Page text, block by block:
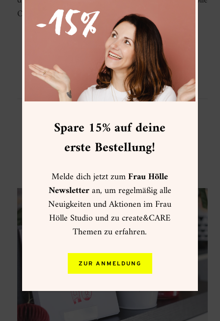
Onlineshop für Gouache…
WEITERLESEN
1
ALLGEMEIN • HAND LETTERING
Geschenkideen zu Weihnachten für
24/11/2021
Spare 15% auf deine
erste Bestellung!
Melde dich jetzt zumFrau Hölle
Newsletteran, um regelmäßig alle
Neuigkeiten und Aktionen im Frau
Hölle Studio und zu create&CARE
Themen zu erfahren.
ZUR ANMELDUNG